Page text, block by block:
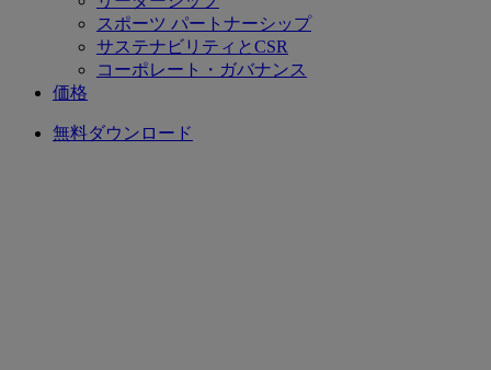
スポーツ パートナーシップ
サステナビリティとCSR
コーポレート・ガバナンス
価格
無料ダウンロード